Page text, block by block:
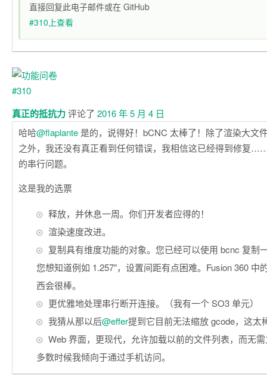
直接回复此电子邮件或在 GitHub
#310上查看
真正的抵抗力评论了 2016 年 5 月 4 日
哈哈@flaplante 是的，说得好！bCNC 太棒了！除了渲染大文
之外，我还没有真正看到任何错误，我相信这已经得到修复
的串行问题。
这是我的选票
释放，并休息一周。你们开发者应得的！
渲染速度改进。
复制具有维度功能的对象。您已经可以使用 bcnc 复制
您想知道例如 1.257″，设置间距有点困难。Fusion 360 中
西会很棒。
更优雅地处理串行断开连接。（我有一个 SO3 单元）
我猜从那以后@effer提到它目前无法缩放 gcode，这太
Web 界面，更现代，允许加载以前的文件列表，而无
多数时候我倾向于通过手机访问。